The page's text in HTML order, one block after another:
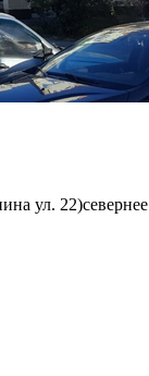
ул. 22)севернее